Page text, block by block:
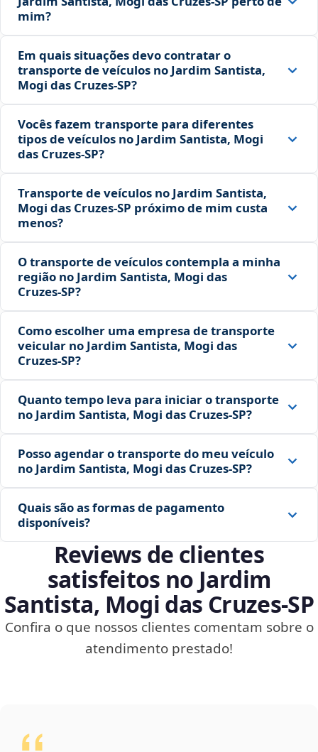
mim?
Em quais situações devo contratar o
transporte de veículos no Jardim Santista,
Mogi das Cruzes‑SP?
Vocês fazem transporte para diferentes
tipos de veículos no Jardim Santista, Mogi
das Cruzes‑SP?
Transporte de veículos no Jardim Santista,
Mogi das Cruzes‑SP próximo de mim custa
menos?
O transporte de veículos contempla a minha
região no Jardim Santista, Mogi das
Cruzes‑SP?
Como escolher uma empresa de transporte
veicular no Jardim Santista, Mogi das
Cruzes‑SP?
Quanto tempo leva para iniciar o transporte
no Jardim Santista, Mogi das Cruzes‑SP?
Posso agendar o transporte do meu veículo
no Jardim Santista, Mogi das Cruzes‑SP?
Quais são as formas de pagamento
disponíveis?
Reviews de clientes
satisfeitos no Jardim
Santista, Mogi das Cruzes‑SP
Confira o que nossos clientes comentam sobre o
atendimento prestado!